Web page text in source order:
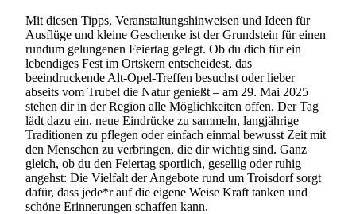
Mit diesen Tipps, Veranstaltungshinweisen und Ideen für
Ausflüge und kleine Geschenke ist der Grundstein für einen
rundum gelungenen Feiertag gelegt. Ob du dich für ein
lebendiges Fest im Ortskern entscheidest, das
beeindruckende Alt-Opel-Treffen besuchst oder lieber
abseits vom Trubel die Natur genießt – am 29. Mai 2025
stehen dir in der Region alle Möglichkeiten offen. Der Tag
lädt dazu ein, neue Eindrücke zu sammeln, langjährige
Traditionen zu pflegen oder einfach einmal bewusst Zeit mit
den Menschen zu verbringen, die dir wichtig sind. Ganz
gleich, ob du den Feiertag sportlich, gesellig oder ruhig
angehst: Die Vielfalt der Angebote rund um Troisdorf sorgt
dafür, dass jede*r auf die eigene Weise Kraft tanken und
schöne Erinnerungen schaffen kann.